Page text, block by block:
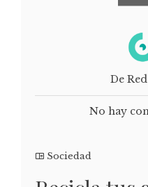
De
No hay
Sociedad